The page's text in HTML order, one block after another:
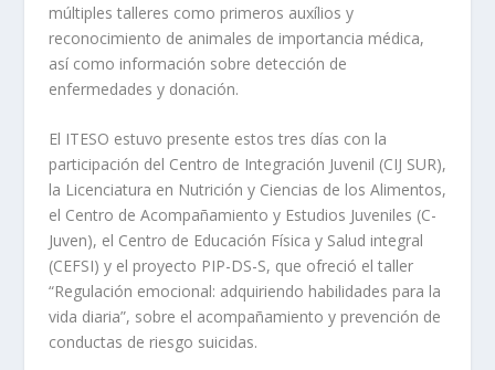
múltiples talleres como primeros auxílios y
reconocimiento de animales de importancia médica,
así como información sobre detección de
enfermedades y donación.
El ITESO estuvo presente estos tres días con la
participación del Centro de Integración Juvenil (CIJ SUR),
la Licenciatura en Nutrición y Ciencias de los Alimentos,
el Centro de Acompañamiento y Estudios Juveniles (C-
Juven), el Centro de Educación Física y Salud integral
(CEFSI) y el proyecto PIP-DS-S, que ofreció el taller
“Regulación emocional: adquiriendo habilidades para la
vida diaria”, sobre el acompañamiento y prevención de
conductas de riesgo suicidas.